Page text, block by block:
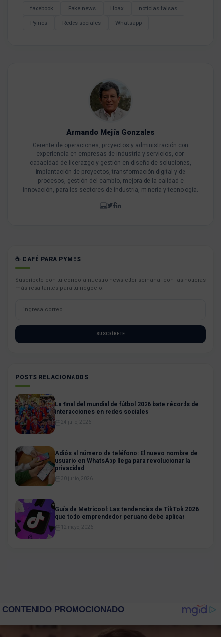
facebook Fake news Hoax
noticias falsas
Pymes
Redes sociales Whatsapp
Armando Mejía Gonzales
Gerente de operaciones, proyectos y administración con
experiencia en empresas de industria y servicios, con
capacidad de liderazgo y gestión en diseño de soluciones,
implantación de proyectos, transformación digital y de
procesos, gestión del cambio, mejora de la calidad e
innovación, para los sectores de industria, minería y tecnología.
☕ CAFÉ PARA PYMES
Suscríbete con tu correo a nuestro newsletter semanal con las noticias
más resaltantes para tu negocio.
SUSCRÍBETE
POSTS RELACIONADOS
La final del mundial de fútbol 2026 bate récords de
interacciones en redes sociales
24 julio, 2026
Adiós al número de teléfono: El nuevo nombre de
usuario en WhatsApp llega para revolucionar la
privacidad
30 junio, 2026
Guía de Metricool: Las tendencias de TikTok 2026
que todo emprendedor peruano debe aplicar
12 mayo, 2026